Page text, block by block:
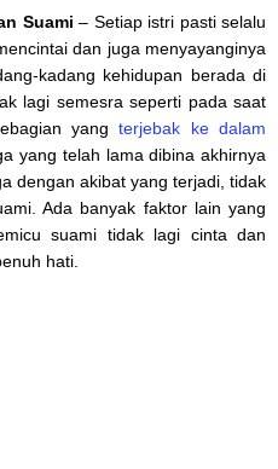
Suami – Setiap istri pasti selalu
dan juga menyayanginya
kadang kehidupan berada di
lagi semesra seperti pada saat
yangterjebak ke dalam
yang telah lama dibina akhirnya
dengan akibat yang terjadi, tidak
Ada banyak faktor lain yang
suami tidak lagi cinta dan
hati.